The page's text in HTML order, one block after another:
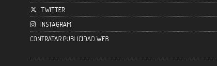
TWITTER
INSTAGRAM
CONTRATAR PUBLICIDAD WEB